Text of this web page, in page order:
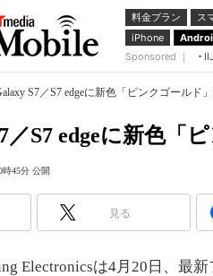
料金プラン ス
iPhone
Sponsored ｜
S7／S7 edgeに新色「ピンクゴールド
／S7 edgeに新色「
時45分 公開
見る
Electronicsは4月20日、最